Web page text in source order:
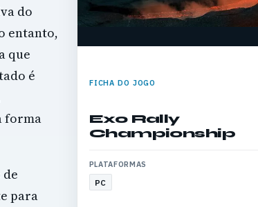
FICHA DO JOGO
Exo Rally
Championship
PLATAFORMAS
PC
do
entanto,
que
é
forma
para